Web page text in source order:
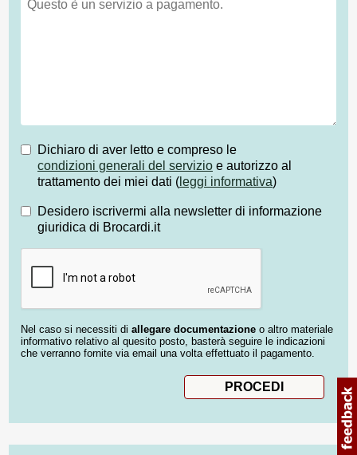
Dichiaro di aver letto e compreso le
condizioni generali del servizio e autorizzo al
trattamento dei miei dati ( leggi informativa)
Desidero iscrivermi alla newsletter di informazione
giuridica di Brocardi.it
Nel caso si necessiti di allegare documentazione o altro materiale
informativo relativo al quesito posto, basterà seguire le indicazioni
che verranno fornite via email una volta effettuato il pagamento.